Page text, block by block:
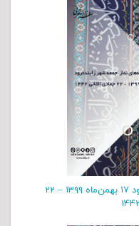
خطبه‌های نماز جمعه شهر زاینده‌رود ۱۷ بهمن‌‌ماه ۱۳۹۹ – ۲۲